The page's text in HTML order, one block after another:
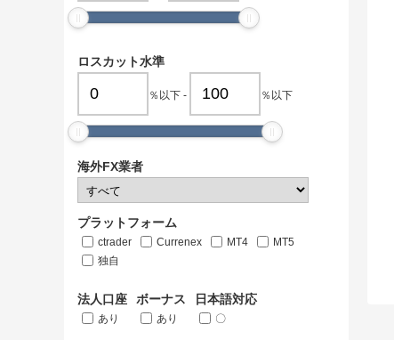
ロスカット水準
％以下 - ％以下
海外FX業者
プラットフォーム
ctrader Currenex MT4
MT5
独自
法人口座
あり
ボーナス
あり
日本語対応
〇